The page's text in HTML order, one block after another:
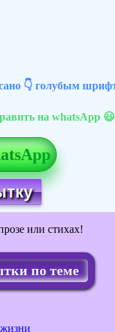
👇 голубым
на whatsApp 😃
или стихах!
по теме